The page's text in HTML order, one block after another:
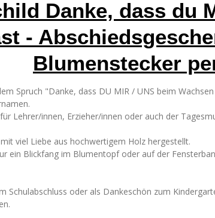
Danke, dass du
-
Blumenstecker
Spruch "Danke, dass DU MIR / UNS beim
Lehrer/innen, Erzieher/innen oder auch der
viel Liebe aus hochwertigem Holz hergestellt.
ein Blickfang im Blumentopf oder auf der
Schulabschluss oder als Dankeschön zum